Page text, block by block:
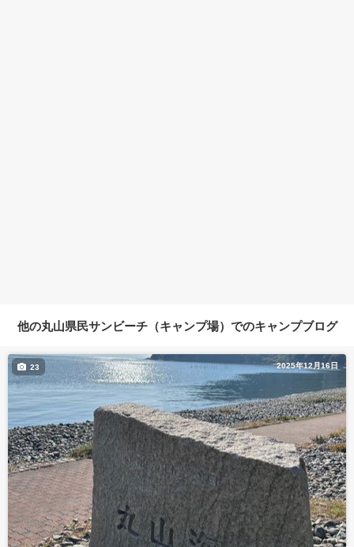
他の丸山県民サンビーチ（キャンプ場）でのキャンプブログ
2025年12月16日
23